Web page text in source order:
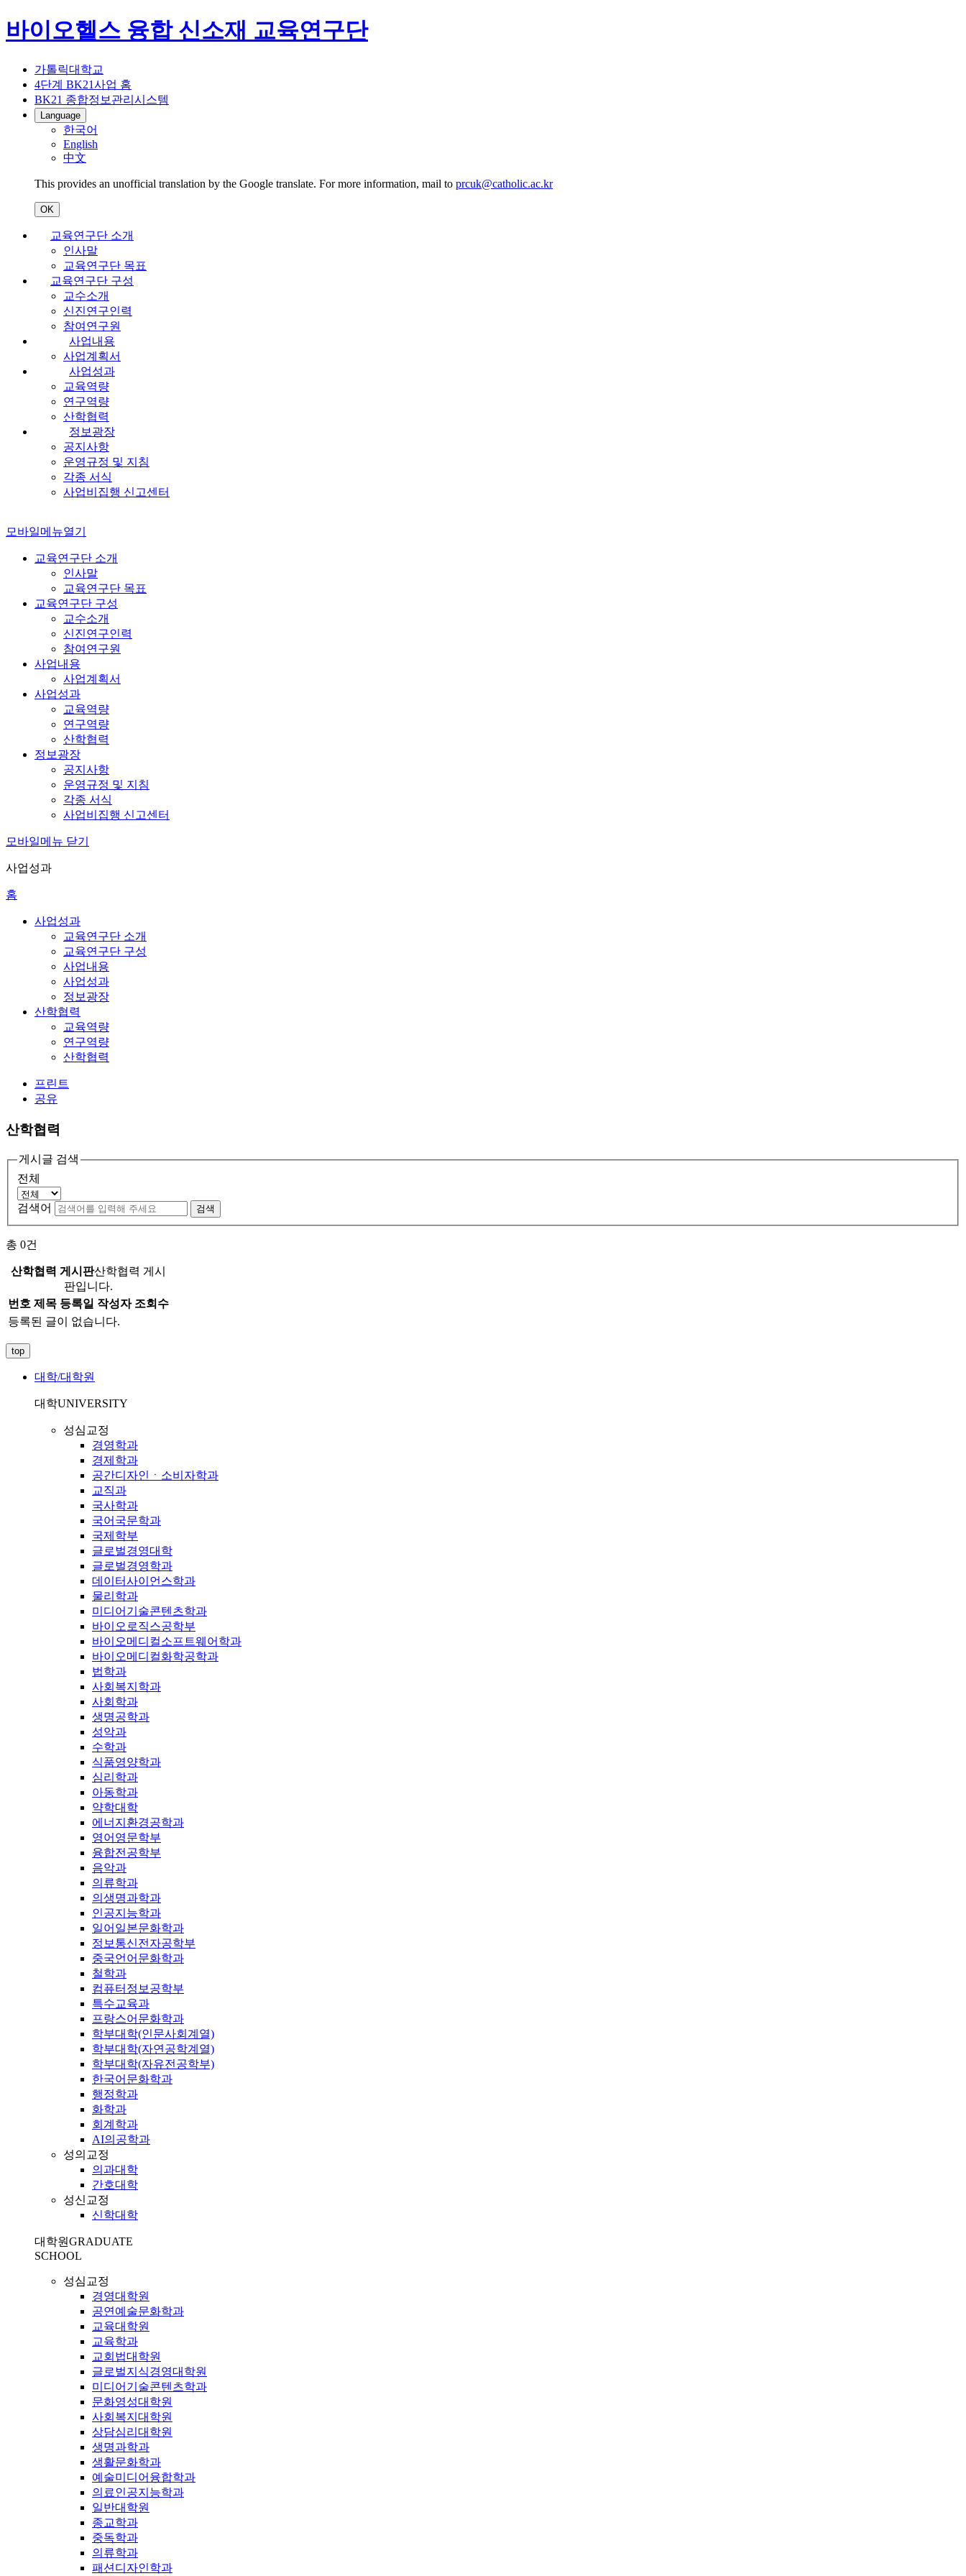
바이오헬스 융합 신소재 교육연구단
가톨릭대학교
4단계 BK21사업 홈
BK21 종합정보관리시스템
Language
한국어
English
中文
This provides an unofficial translation by the Google translate. For more information, mail to prcuk@catholic.ac.kr
OK
교육연구단 소개
인사말
교육연구단 목표
교육연구단 구성
교수소개
신진연구인력
참여연구원
사업내용
사업계획서
사업성과
교육역량
연구역량
산학협력
정보광장
공지사항
운영규정 및 지침
각종 서식
사업비집행 신고센터
모바일메뉴열기
교육연구단 소개
인사말
교육연구단 목표
교육연구단 구성
교수소개
신진연구인력
참여연구원
사업내용
사업계획서
사업성과
교육역량
연구역량
산학협력
정보광장
공지사항
운영규정 및 지침
각종 서식
사업비집행 신고센터
모바일메뉴 닫기
사업성과
홈
사업성과
교육연구단 소개
교육연구단 구성
사업내용
사업성과
정보광장
산학협력
교육역량
연구역량
산학협력
프린트
공유
산학협력
게시글 검색
전체
검색어 검색
총 0건
산학협력 게시판산학협력 게시
판입니다.
번호 제목 등록일 작성자 조회수
등록된 글이 없습니다.
top
대학/대학원
대학UNIVERSITY
성심교정
경영학과
경제학과
공간디자인ㆍ소비자학과
교직과
국사학과
국어국문학과
국제학부
글로벌경영대학
글로벌경영학과
데이터사이언스학과
물리학과
미디어기술콘텐츠학과
바이오로직스공학부
바이오메디컬소프트웨어학과
바이오메디컬화학공학과
법학과
사회복지학과
사회학과
생명공학과
성악과
수학과
식품영양학과
심리학과
아동학과
약학대학
에너지환경공학과
영어영문학부
융합전공학부
음악과
의류학과
의생명과학과
인공지능학과
일어일본문화학과
정보통신전자공학부
중국언어문화학과
철학과
컴퓨터정보공학부
특수교육과
프랑스어문화학과
학부대학(인문사회계열)
학부대학(자연공학계열)
학부대학(자유전공학부)
한국어문화학과
행정학과
화학과
회계학과
AI의공학과
성의교정
의과대학
간호대학
성신교정
신학대학
대학원GRADUATE
SCHOOL
성심교정
경영대학원
공연예술문화학과
교육대학원
교육학과
교회법대학원
글로벌지식경영대학원
미디어기술콘텐츠학과
문화영성대학원
사회복지대학원
상담심리대학원
생명과학과
생활문화학과
예술미디어융합학과
의료인공지능학과
일반대학원
종교학과
중독학과
의류학과
패션디자인학과